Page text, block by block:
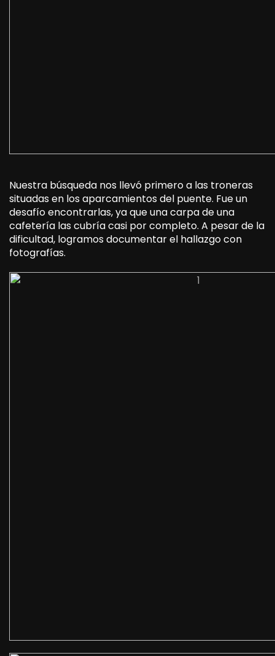
Nuestra búsqueda nos llevó primero a las troneras
situadas en los aparcamientos del puente. Fue un
desafío encontrarlas, ya que una carpa de una
cafetería las cubría casi por completo. A pesar de la
dificultad, logramos documentar el hallazgo con
fotografías.